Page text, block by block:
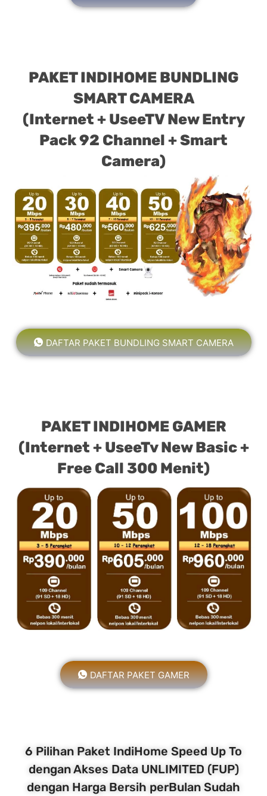
PAKET INDIHOME BUNDLING
SMART CAMERA
(Internet + UseeTV New Entry
Pack 92 Channel + Smart
Camera)
DAFTAR PAKET BUNDLING SMART CAMERA
PAKET INDIHOME GAMER
(Internet + UseeTv New Basic +
Free Call 300 Menit)
DAFTAR PAKET GAMER
6 Pilihan Paket IndiHome Speed Up To
dengan Akses Data UNLIMITED (FUP)
dengan Harga Bersih perBulan Sudah